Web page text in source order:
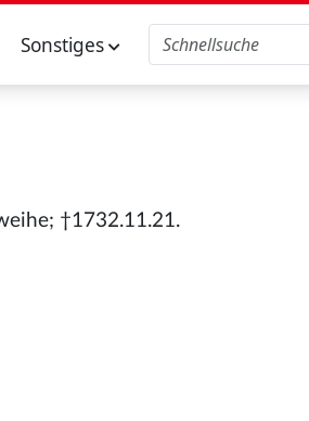
Sonstiges
†1732.11.21.